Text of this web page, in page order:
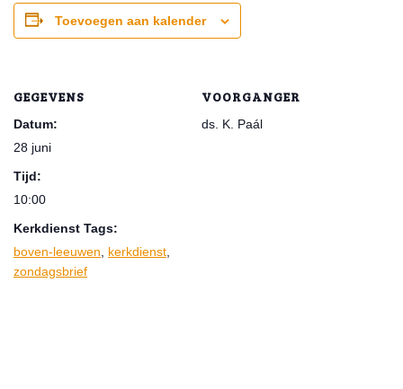
Toevoegen aan kalender
GEGEVENS
Datum:
28 juni
Tijd:
10:00
Kerkdienst Tags:
boven-leeuwen
kerkdienst
zondagsbrief
VOORGANGER
ds. K. Paál